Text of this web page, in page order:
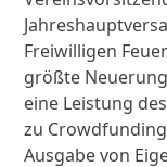
Freiwilligen
größte
eine Leistung
zu
Ausgabe von